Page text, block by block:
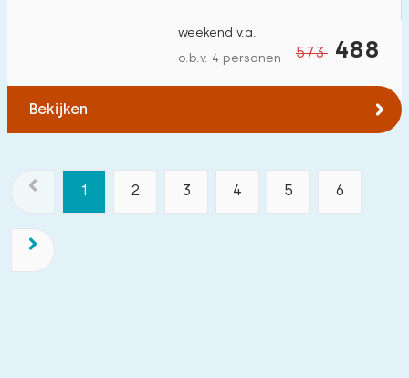
573 488
weekend v.a.
o.b.v. 4 personen
Bekijken
1 2 3 4 5 6